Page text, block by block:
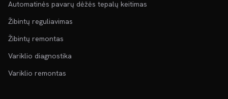
Automatinės pavarų dėžės tepalų keitimas
Žibintų reguliavimas
Žibintų remontas
Variklio diagnostika
Variklio remontas